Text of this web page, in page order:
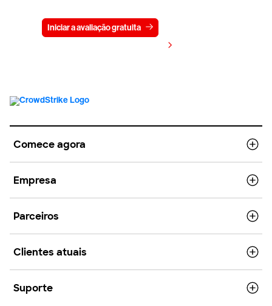
Iniciar a avaliação gratuita
Comece agora
Empresa
Parceiros
Clientes atuais
Suporte